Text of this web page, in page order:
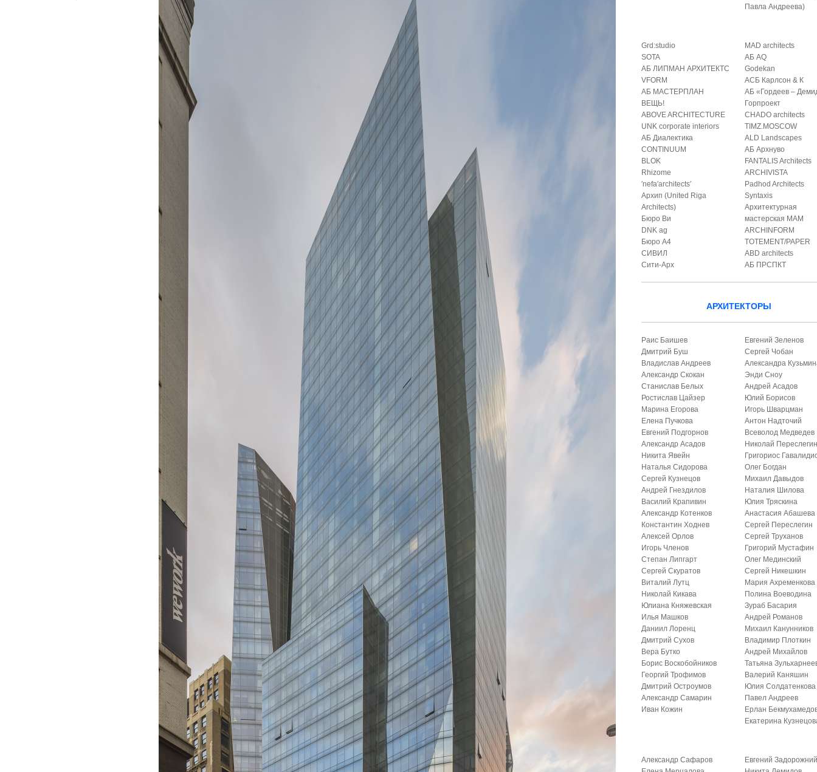
Павла Андреева)
Grd:studio
SOTA
АБ ЛИПМАН АРХИТЕКТС
VFORM
АБ МАСТЕРПЛАН
ВЕЩЬ!
ABOVE ARCHITECTURE
UNK corporate interiors
АБ Диалектика
CONTINUUM
BLOK
Rhizome
′nefa′architects′
Архип (United Riga
Architects)
Бюро Ви
DNK ag
Бюро А4
СИВИЛ
Сити-Арх
MAD architects
АБ AQ
Godekan
АСБ Карлсон & К
АБ «Гордеев –
Горпроект
CHADO architects
TIMZ.MOSCOW
ALD Landscapes
АБ Архнуво
FANTALIS Architects
ARCHIVISTA
Padhod Architects
Syntaxis
Архитектурная
мастерская МАМ
ARCHINFORM
TOTEMENT/PAPER
ABD architects
АБ ПРСПКТ
АРХИТЕКТОРЫ
Раис Баишев
Дмитрий Буш
Владислав Андреев
Александр Скокан
Станислав Белых
Ростислав Цайзер
Марина Егорова
Елена Пучкова
Евгений Подгорнов
Александр Асадов
Никита Явейн
Наталья Сидорова
Сергей Кузнецов
Андрей Гнездилов
Василий Крапивин
Александр Котенков
Константин Ходнев
Алексей Орлов
Игорь Членов
Степан Липгарт
Сергей Скуратов
Виталий Лутц
Николай Кикава
Юлиана Княжевская
Илья Машков
Даниил Лоренц
Дмитрий Сухов
Вера Бутко
Борис Воскобойников
Георгий Трофимов
Дмитрий Остроумов
Александр Самарин
Иван Кожин
Евгений Зеленов
Сергей Чобан
Александра
Энди Сноу
Андрей Асадов
Юлий Борисов
Игорь Шварцман
Антон Надточий
Всеволод Медведев
Николай
Григориос
Олег Богдан
Михаил Давыдов
Наталия Шилова
Юлия Тряскина
Анастасия Абашева
Сергей Переслегин
Сергей Труханов
Григорий Мустафин
Олег Мединский
Сергей Никешкин
Мария Ахременкова
Полина Воеводина
Зураб Басария
Андрей Романов
Михаил Канунников
Владимир Плоткин
Андрей Михайлов
Татьяна
Валерий Каняшин
Юлия Солдатенкова
Павел Андреев
Ерлан
Екатерина
Александр Сафаров
Евгений